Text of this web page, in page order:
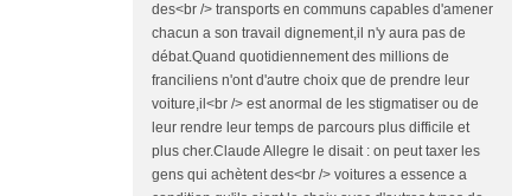
des<br /> transports en communs capables d'amener
chacun a son travail dignement,il n'y aura pas de
débat.Quand quotidiennement des millions de
franciliens n'ont d'autre choix que de prendre leur
voiture,il<br /> est anormal de les stigmatiser ou de
leur rendre leur temps de parcours plus difficile et
plus cher.Claude Allegre le disait : on peut taxer les
gens qui achètent des<br /> voitures a essence a